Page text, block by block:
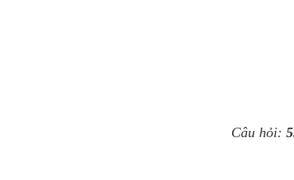
Câu hỏi: